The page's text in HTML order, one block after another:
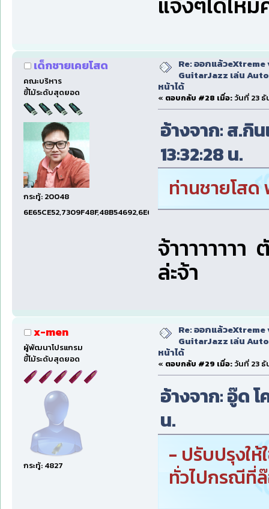
เด็กชายเคยโสด
คณะบริหาร
ขี้โม้ระดับสุดยอด
กระทู้: 20048
6E65CE52,7309F48F,48B54692,6E674E74,1E001EF5
Re: ออกแล้ว
GuitarJazz เล่น
หน้าได้
« ตอบกลับ #28 เมื่อ: วันที่ 23 ธั
อ้างจาก: ส.กิ
13:32:28 น.
ท่านชายโสด
จ้าาาาาาาา
ล่ะจ้า
x-men
ผู้พัฒนาโปรแกรม
ขี้โม้ระดับสุดยอด
กระทู้: 4827
Re: ออกแล้ว
GuitarJazz เล่น
หน้าได้
« ตอบกลับ #29 เมื่อ: วันที่ 23 ธั
อ้างจาก: อู๊ด
น.
- ปรับปรุงให้
ทั่วไปกรณีที่